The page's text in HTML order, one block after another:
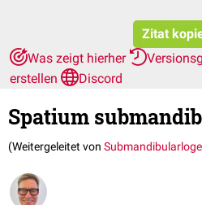
Zitat
Was zeigt hierher
erstellen
Discord
Spatium
(Weitergeleitet von Submandibularloge